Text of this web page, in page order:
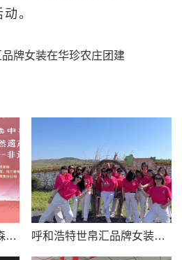
。
牌女装在华珍农庄团建
华珍农庄“二龙什台国家森林公园研学旅游精品线路” 呼和浩特世帛汇品牌女装在华珍农庄团建